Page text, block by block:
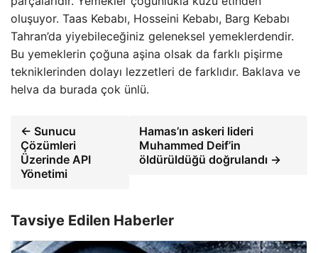
oluşuyor. Taas Kebabı, Hosseini Kebabı, Barg Kebabı
Tahran’da yiyebileceğiniz geleneksel yemeklerdendir.
Bu yemeklerin çoğuna aşina olsak da farklı pişirme
tekniklerinden dolayı lezzetleri de farklıdır. Baklava ve
helva da burada çok ünlü.
← Sunucu
Çözümleri
Üzerinde API
Yönetimi
Hamas’ın askeri lideri
Muhammed Deif’in
öldürüldüğü doğrulandı →
Tavsiye Edilen Haberler